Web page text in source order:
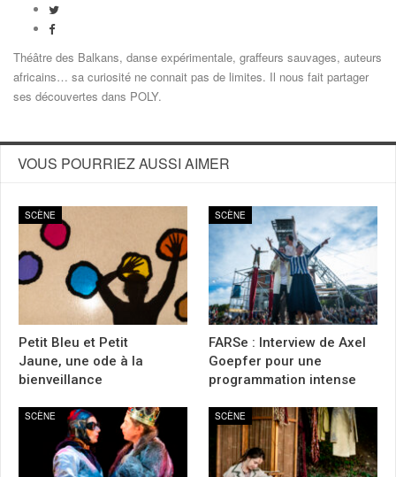
Théâtre des Balkans, danse expérimentale, graffeurs sauvages, auteurs
africains… sa curiosité ne connait pas de limites. Il nous fait partager
ses découvertes dans POLY.
VOUS POURRIEZ AUSSI AIMER
SCÈNE
Petit Bleu et Petit
Jaune, une ode à la
bienveillance
SCÈNE
FARSe : Interview de Axel
Goepfer pour une
programmation intense
SCÈNE SCÈNE